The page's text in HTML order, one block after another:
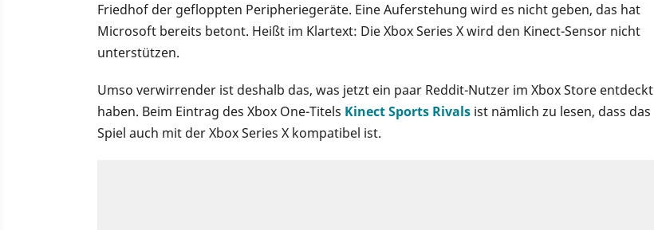
Friedhof der gefloppten Peripheriegeräte. Eine Auferstehung wird es nicht geben, das hat
Microsoft bereits betont. Heißt im Klartext: Die Xbox Series X wird den Kinect-Sensor nicht
unterstützen.
Umso verwirrender ist deshalb das, was jetzt ein paar Reddit-Nutzer im Xbox Store entdeckt
haben. Beim Eintrag des Xbox One-Titels Kinect Sports Rivals ist nämlich zu lesen, dass das
Spiel auch mit der Xbox Series X kompatibel ist.